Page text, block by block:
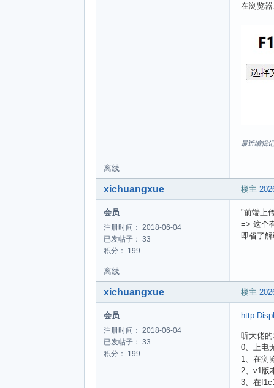
在浏览
最近编辑
离线
楼主
xichuangxue
会员
注册时间： 2018-06-04
已发帖子： 33
积分： 199
"前端上
=> 这个
即省了解
离线
楼主
xichuangxue
会员
注册时间： 2018-06-04
已发帖子： 33
积分： 199
http-
听大佬
0、上电
1、在浏
2、v1版
3、在